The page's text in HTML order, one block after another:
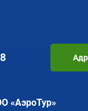
«АэроТур»